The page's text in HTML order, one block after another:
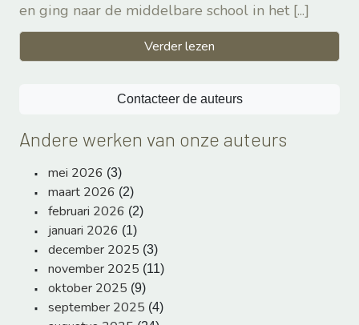
en ging naar de middelbare school in het [...]
Verder lezen
Contacteer de auteurs
Andere werken van onze auteurs
mei 2026 (3)
maart 2026 (2)
februari 2026 (2)
januari 2026 (1)
december 2025 (3)
november 2025 (11)
oktober 2025 (9)
september 2025 (4)